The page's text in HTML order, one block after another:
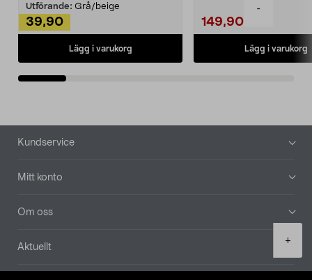
-
+
Utförande: Grå/beige
39,90
Lägg i varukorg
149,90
Lägg i varukorg
Sidfot
Kundservice
Mitt konto
Om oss
Aktuellt